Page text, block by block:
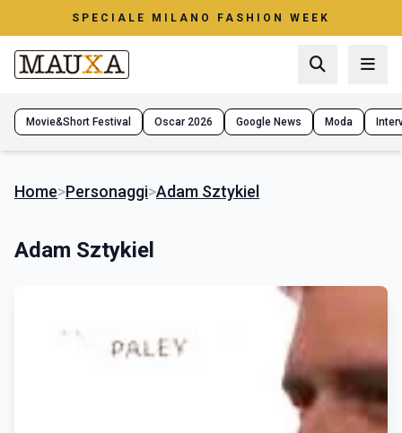
SPECIALE MILANO FASHION WEEK
Movie&Short Festival Oscar 2026 Google News Moda
Home>Personaggi>Adam Sztykiel
Adam Sztykiel